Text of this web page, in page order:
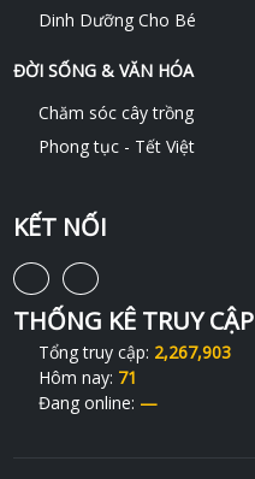
Dinh Dưỡng Cho Bé
ĐỜI SỐNG & VĂN HÓA
Chăm sóc cây trồng
Phong tục - Tết Việt
KẾT NỐI
THỐNG KÊ TRUY CẬP
Tổng truy cập: 2,267,903
Hôm nay: 71
Đang online: —